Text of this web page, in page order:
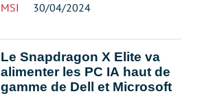
MSI 30/04/2024
Le Snapdragon X Elite va
alimenter les PC IA haut de
gamme de Dell et Microsoft